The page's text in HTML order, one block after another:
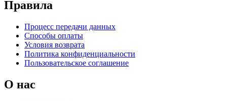
Правила
Процесс передачи данных
Способы оплаты
Условия возврата
Политика конфиденциальности
Пользовательское соглашение
О нас